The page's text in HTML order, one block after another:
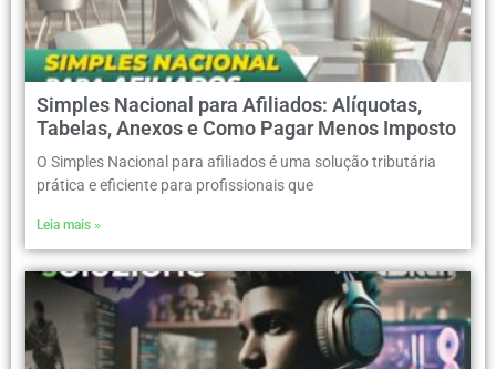
Simples Nacional para Afiliados: Alíquotas,
Tabelas, Anexos e Como Pagar Menos Imposto
O Simples Nacional para afiliados é uma solução tributária
prática e eficiente para profissionais que
Leia mais »